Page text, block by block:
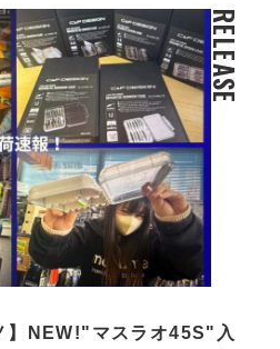
RELEASE
】NEW!"マスラオ45S"入